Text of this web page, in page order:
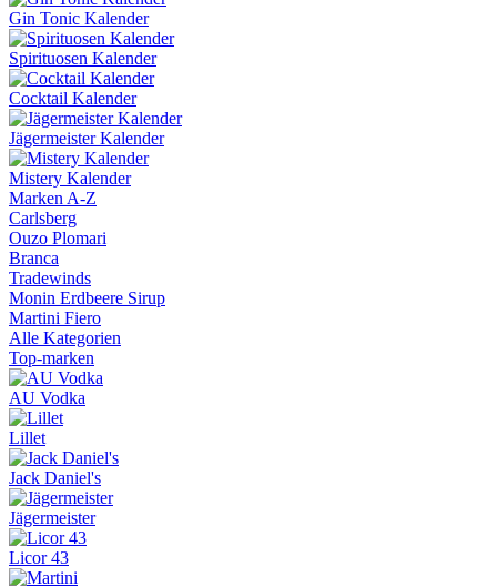
Gin Tonic Kalender
Spirituosen Kalender
Cocktail Kalender
Jägermeister Kalender
Mistery Kalender
Marken A-Z
Carlsberg
Ouzo Plomari
Branca
Tradewinds
Monin Erdbeere Sirup
Martini Fiero
Alle Kategorien
Top-marken
AU Vodka
Lillet
Jack Daniel's
Jägermeister
Licor 43